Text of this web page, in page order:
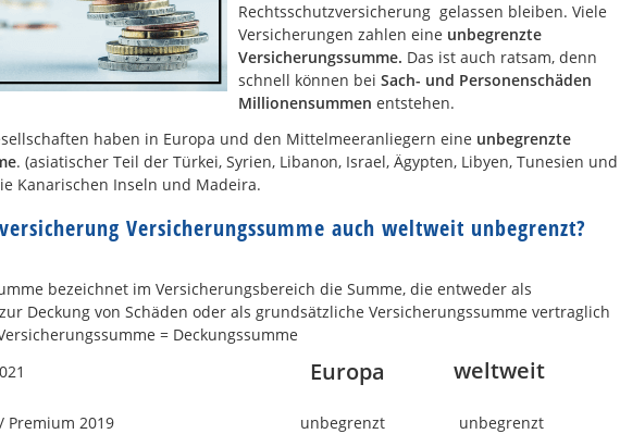
Rechtsschutzversicherung gelassen bleiben. Viele
Versicherungen zahlen eine unbegrenzte
Versicherungssumme. Das ist auch ratsam, denn
schnell können bei Sach- und Personenschäden
Millionensummen entstehen.
haben in Europa und den Mittelmeeranliegern eine unbegrenzte
. (asiatischer Teil der Türkei, Syrien, Libanon, Israel, Ägypten, Libyen, Tunesien und
Kanarischen Inseln und Madeira.
Versicherungssumme auch weltweit unbegrenzt?
bezeichnet im Versicherungsbereich die Summe, die entweder als
Deckung von Schäden oder als grundsätzliche Versicherungssumme vertraglich
= Deckungssumme
Europa weltweit
Premium 2019 unbegrenzt
unbegrenzt